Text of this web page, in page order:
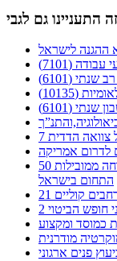
התעניינו גם לגבי
ההגנה לישראל
(7101)
שנתי (6101)
(10135)
שנתי (6101)
צוואה הדדית
לדרום אמריקה
50 טיפים ויותר לניהול חווית עובד, משאבי אנוש ורווחה ממובילות
התחום בישראל
קוליים
חופש הביטוי 2
כמוסד ומקצוע
מודרנית
פנים ארגוני